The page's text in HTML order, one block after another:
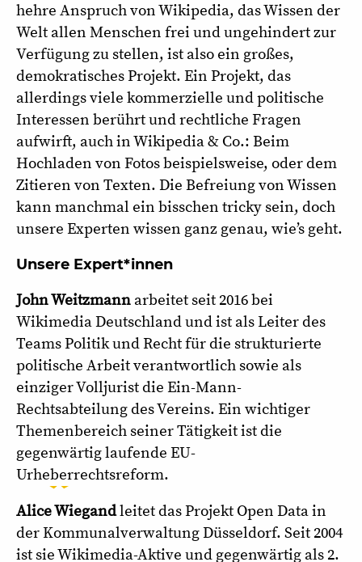
hehre Anspruch von Wikipedia, das Wissen der
Welt allen Menschen frei und ungehindert zur
Verfügung zu stellen, ist also ein großes,
demokratisches Projekt. Ein Projekt, das
allerdings viele kommerzielle und politische
Interessen berührt und rechtliche Fragen
aufwirft, auch in Wikipedia & Co.: Beim
Hochladen von Fotos beispielsweise, oder dem
Zitieren von Texten. Die Befreiung von Wissen
kann manchmal ein bisschen tricky sein, doch
unsere Experten wissen ganz genau, wie’s geht.
Unsere Expert*innen
John Weitzmann arbeitet seit 2016 bei
Wikimedia Deutschland und ist als Leiter des
Teams Politik und Recht für die strukturierte
politische Arbeit verantwortlich sowie als
einziger Volljurist die Ein-Mann-
Rechtsabteilung des Vereins. Ein wichtiger
Themenbereich seiner Tätigkeit ist die
gegenwärtig laufende EU-
Urheberrechtsreform.
Alice Wiegandleitet das Projekt Open Data in
der Kommunalverwaltung Düsseldorf. Seit 2004
ist sie Wikimedia-Aktive und gegenwärtig als 2.